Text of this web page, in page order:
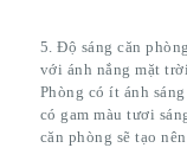
5. Độ sáng căn
với ánh nắng mặt
Phòng có ít ánh
có gam màu tươi
căn phòng sẽ tạo